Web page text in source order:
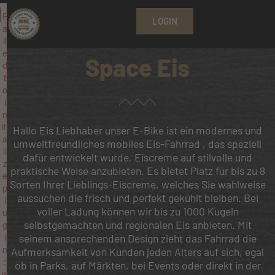
LOGIN
Space Eis
Hallo Eis Liebhaber unser E-Bike ist ein modernes und
umweltfreundliches mobiles Eis-Fahrrad , das speziell
dafür entwickelt wurde, Eiscreme auf stilvolle und
praktische Weise anzubieten. Es bietet Platz für bis zu 8
Sorten Ihrer Lieblings-Eiscreme, welches Sie wahlweise
aussuchen die frisch und perfekt gekühlt bleiben. Bei
voller Ladung können wir bis zu 1000 Kugeln
selbstgemachten und regionalen Eis anbieten. Mit
seinem ansprechenden Design zieht das Fahrrad die
Aufmerksamkeit von Kunden jeden Alters auf sich, egal
ob in Parks, auf Märkten, bei Events oder direkt in der
F
a
il
e
d
t
o
i
n
iti
a
li
z
e
p
l
u
g
i
n
: